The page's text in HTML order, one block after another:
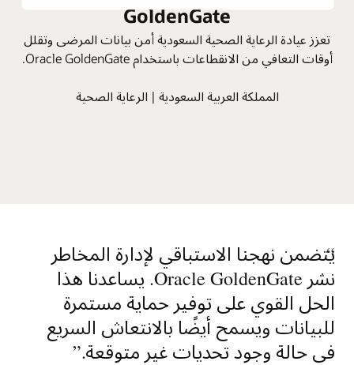
GoldenGate
تعزز عيادة الرعاية الصحية السعودية أمن بيانات المرضى وتقلل
أوقات التعافي من الانقطاعات باستخدام Oracle GoldenGate.
المملكة العربية السعودية | الرعاية الصحية
“
يتضمن نهجنا الاستباقي لإدارة المخاطر
نشر Oracle GoldenGate. يساعدنا هذا
الحل القوي على توفير حماية مستمرة
للبيانات ويسمح أيضًا بالانتعاش السريع
في حالة وجود تحديات غير متوقعة.”